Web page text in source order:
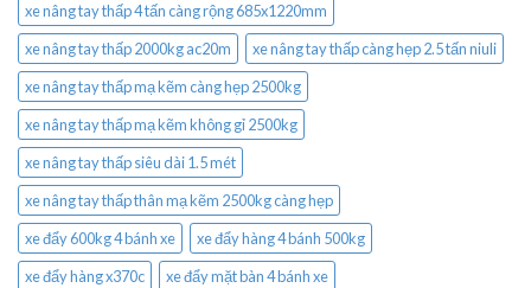
xe nâng tay thấp 4 tấn càng rộng 685x1220mm
xe nâng tay thấp 2000kg ac20m
xe nâng tay thấp càng hẹp 2.5 tấn niuli
xe nâng tay thấp mạ kẽm càng hẹp 2500kg
xe nâng tay thấp mạ kẽm không gỉ 2500kg
xe nâng tay thấp siêu dài 1.5 mét
xe nâng tay thấp thân mạ kẽm 2500kg càng hẹp
xe đẩy 600kg 4 bánh xe
xe đẩy hàng 4 bánh 500kg
xe đẩy hàng x370c
xe đẩy mặt bàn 4 bánh xe